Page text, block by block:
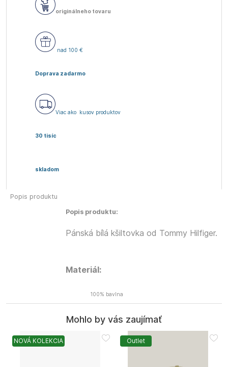
originálneho tovaru
Doprava zadarmo
nad 100 €
Viac ako
30 tisíc
kusov produktov
skladom
Popis produktu
Popis produktu:
Pánská bílá kšiltovka od Tommy Hilfiger.
Materiál:
100% bavlna
Mohlo by vás zaujímať
NOVÁ KOLEKCIA Outlet